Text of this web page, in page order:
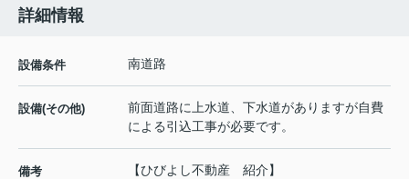
詳細情報
設備条件 南道路
設備(その他)
前面道路に上水道、下水道がありますが自費
による引込工事が必要です。
備考 【ひびよし不動産 紹介】